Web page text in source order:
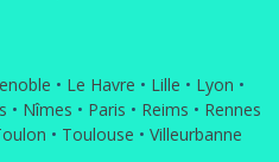
• Le Havre • Lille • Lyon •
• Nîmes • Paris • Reims • Rennes
• Toulouse • Villeurbanne